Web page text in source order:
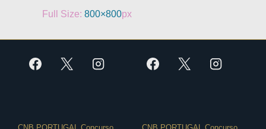
Full Size: 800×800px